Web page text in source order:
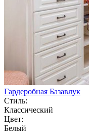
Гардеробная Базавлук
Стиль:
Классический
Цвет:
Белый